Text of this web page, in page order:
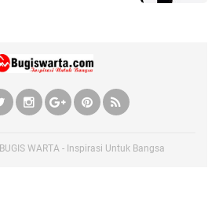
BUGIS WARTA - Inspirasi Untuk Bangsa